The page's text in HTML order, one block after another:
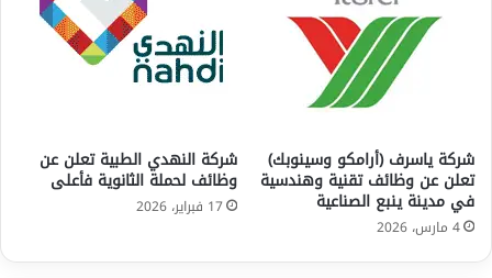
شركة ياسرف (أرامكو وسينوبك)
تعلن عن وظائف تقنية وهندسية
في مدينة ينبع الصناعية
4 مارس، 2026
شركة النهدي الطبية تعلن عن
وظائف لحملة الثانوية فأعلى
17 فبراير، 2026